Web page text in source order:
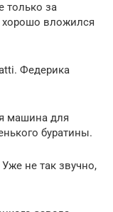
только за
хорошо вложился
Федерика
машина для
буратины.
не так звучно,